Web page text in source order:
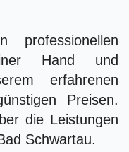
Hand und
erfahrenen
Preisen.
die Leistungen
Schwartau.